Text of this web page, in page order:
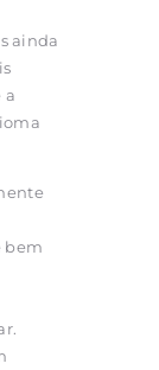
ainda
a
bem